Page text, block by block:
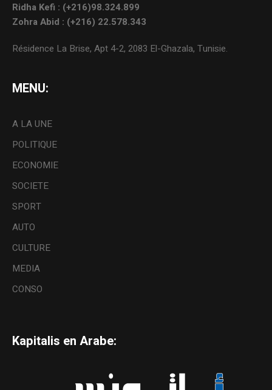
Ridha Kefi : (+216)98.324.899
Zohra Abid : (+216) 22.578.343
Résidence La Brise, Apt 4-2, 2083 El-Ghazala, Tunisie.
MENU:
A LA UNE
POLITIQUE
ECONOMIE
SOCIETE
SPORT
AUTO
CULTURE
MEDIA
CONSO
Kapitalis en Arabe: